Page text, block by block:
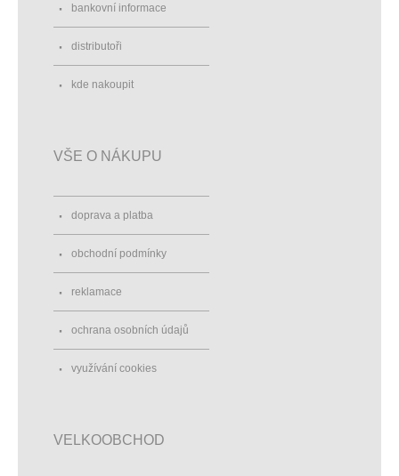
bankovní informace
distributoři
kde nakoupit
VŠE O NÁKUPU
doprava a platba
obchodní podmínky
reklamace
ochrana osobních údajů
využívání cookies
VELKOOBCHOD